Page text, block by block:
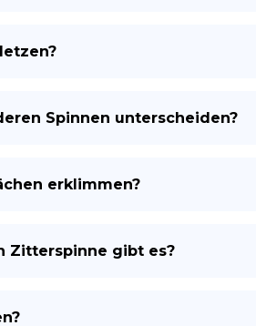
Spinnen unterscheiden?
erklimmen?
Zitterspinne gibt es?